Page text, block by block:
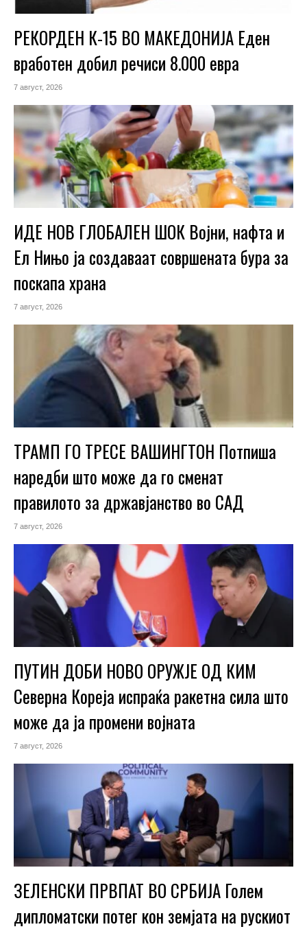
РЕКОРДЕН К-15 ВО МАКЕДОНИЈА Еден
вработен добил речиси 8.000 евра
7 август, 2026
ИДЕ НОВ ГЛОБАЛЕН ШОК Војни, нафта и
Ел Нињо ја создаваат совршената бура за
поскапа храна
7 август, 2026
ТРАМП ГО ТРЕСЕ ВАШИНГТОН Потпиша
наредби што може да го сменат
правилото за државјанство во САД
7 август, 2026
ПУТИН ДОБИ НОВО ОРУЖЈЕ ОД КИМ
Северна Кореја испраќа ракетна сила што
може да ја промени војната
7 август, 2026
ЗЕЛЕНСКИ ПРВПАТ ВО СРБИЈА Голем
дипломатски потег кон земјата на рускиот